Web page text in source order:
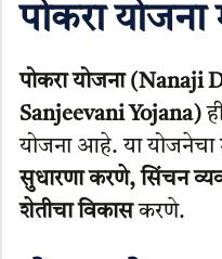
पोकरायोजना
पोकरा योजना (Nanaji
Sanjeevani Yojana)
योजना आहे. या योजनेचा
सुधारणा करणे, सिंचन
शेतीचा विकासकरणे.